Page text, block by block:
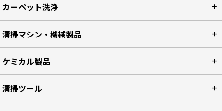
カーペット洗浄
清掃マシン・機械製品
ケミカル製品
清掃ツール